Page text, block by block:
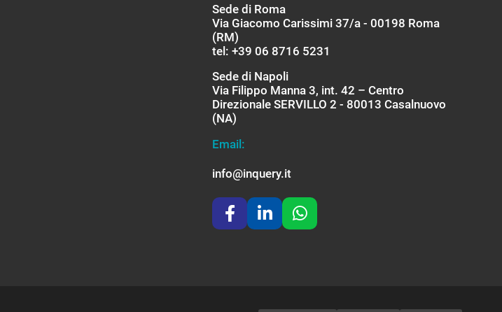
Sede di Roma
Via Giacomo Carissimi 37/a - 00198 Roma
(RM)
tel: +39 06 8716 5231
Sede di Napoli
Via Filippo Manna 3, int. 42 – Centro
Direzionale SERVILLO 2 - 80013 Casalnuovo
(NA)
Email:
info@inquery.it